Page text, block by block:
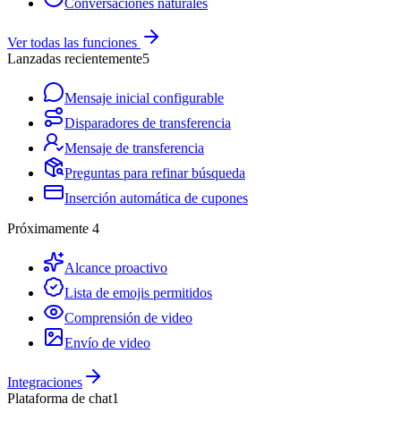
Conversaciones naturales
Ver todas las funciones
Lanzadas recientemente5
Mensaje inicial configurable
Disparadores de transferencia
Mensaje de transferencia
Preguntas para refinar búsqueda
Inserción automática de cupones
Próximamente 4
Alcance proactivo
Lista de emojis permitidos
Comprensión de video
Envío de video
Integraciones
Plataforma de chat1